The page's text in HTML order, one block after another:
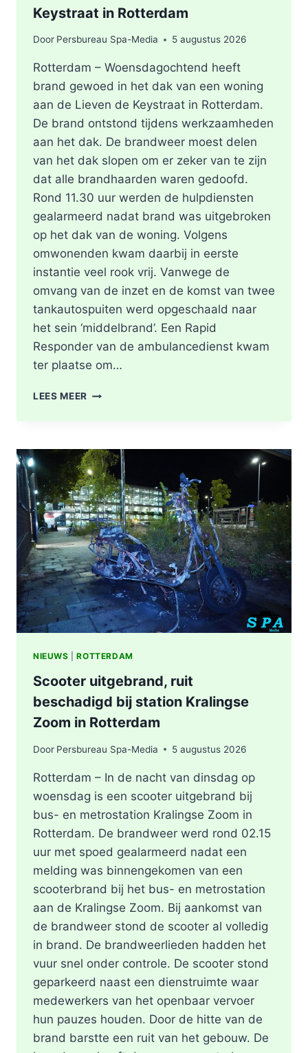
Keystraat in Rotterdam
Door Persbureau Spa-Media 5 augustus 2026
Rotterdam – Woensdagochtend heeft
brand gewoed in het dak van een woning
aan de Lieven de Keystraat in Rotterdam.
De brand ontstond tijdens werkzaamheden
aan het dak. De brandweer moest delen
van het dak slopen om er zeker van te zijn
dat alle brandhaarden waren gedoofd.
Rond 11.30 uur werden de hulpdiensten
gealarmeerd nadat brand was uitgebroken
op het dak van de woning. Volgens
omwonenden kwam daarbij in eerste
instantie veel rook vrij. Vanwege de
omvang van de inzet en de komst van twee
tankautospuiten werd opgeschaald naar
het sein ‘middelbrand’. Een Rapid
Responder van de ambulancedienst kwam
ter plaatse om…
LEES MEER BRAND
WONING
TIJDENS
WERKZAAMHEDEN
AAN
LIEVEN
DE
KEYSTRAAT
IN
ROTTERDAM
NIEUWS |ROTTERDAM
Scooter uitgebrand, ruit
beschadigd bij station Kralingse
Zoom in Rotterdam
Door Persbureau Spa-Media 5 augustus 2026
Rotterdam – In de nacht van dinsdag op
woensdag is een scooter uitgebrand bij
bus- en metrostation Kralingse Zoom in
Rotterdam. De brandweer werd rond 02.15
uur met spoed gealarmeerd nadat een
melding was binnengekomen van een
scooterbrand bij het bus- en metrostation
aan de Kralingse Zoom. Bij aankomst van
de brandweer stond de scooter al volledig
in brand. De brandweerlieden hadden het
vuur snel onder controle. De scooter stond
geparkeerd naast een dienstruimte waar
medewerkers van het openbaar vervoer
hun pauzes houden. Door de hitte van de
brand barstte een ruit van het gebouw. De